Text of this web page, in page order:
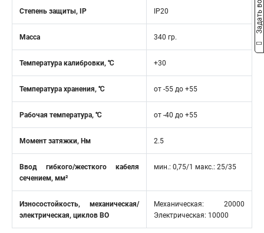
Степень защиты, IP IP20
Масса 340 гр.
Температура калибровки, ℃ +30
Температура хранения, ℃ от -55 до +55
Рабочая температура, ℃ от -40 до +55
Момент затяжки, Нм 2.5
Ввод гибкого/жесткого кабеля
сечением, мм²
мин.: 0,75/1 макс.: 25/35
Износостойкость, механическая/
электрическая, циклов ВО
Механическая: 20000
Электрическая: 10000